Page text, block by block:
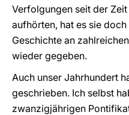
Verfolgungen seit der
aufhörten, hat es sie
Geschichte an
wieder gegeben.
Auch unser Jahrhundert
geschrieben. Ich selbst
zwanzigjährigen